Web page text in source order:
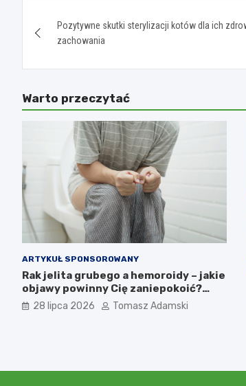
wpisuPozytywne skutki sterylizacji kotów dla ich
zachowania
Warto przeczytać
ARTYKUŁ SPONSOROWANY
Rak jelita grubego a hemoroidy – jakie
objawy powinny Cię zaniepokoić?
Diagnostyka i różnice
28 lipca 2026 Tomasz Adamski